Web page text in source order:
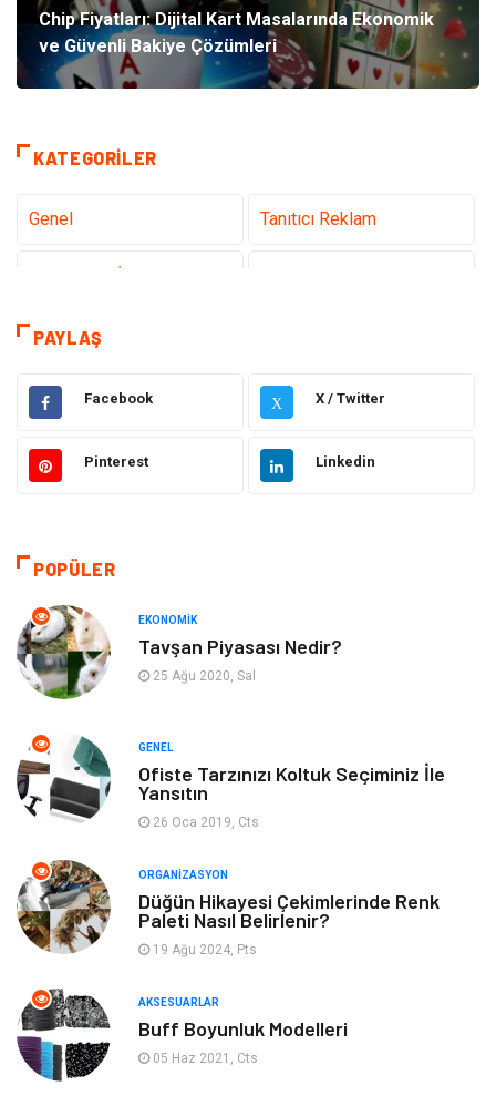
Chip Fiyatları: Dijital Kart Masalarında Ekonomik
ve Güvenli Bakiye Çözümleri
KATEGORILER
Genel Tanıtıcı Reklam
Teknoloji & İnternet
teknoloji
Hukuk Giyim
Elektronik Makine
Sağlıklı Yaşam
Otomotiv
Tatil
Yeme & İçme Spor
Gençlik & Eğlence Keyif & Hobi
Aksesuarlar
Mobilya
Gayrimenkul
PAYLAŞ
Facebook X X / Twitter
Pinterest Linkedin
POPÜLER
EKONOMIK
Tavşan Piyasası Nedir?
25 Ağu 2020, Sal
GENEL
Ofiste Tarzınızı Koltuk Seçiminiz İle
Yansıtın
26 Oca 2019, Cts
ORGANIZASYON
Düğün Hikayesi Çekimlerinde Renk
Paleti Nasıl Belirlenir?
19 Ağu 2024, Pts
AKSESUARLAR
Buff Boyunluk Modelleri
05 Haz 2021, Cts